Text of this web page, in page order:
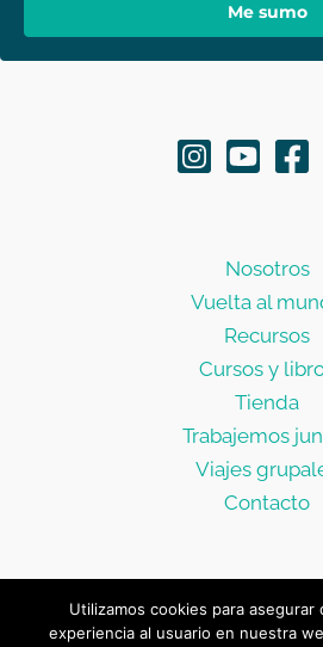
Me sumo
Nosotros
Vuelta al
Recursos
Cursos y
Tienda
Trabajemos
Viajes
Contacto
Copyright © 2026 Caro & Santi |
Utilizamos cookies para asegurar
experiencia al usuario en nuestra